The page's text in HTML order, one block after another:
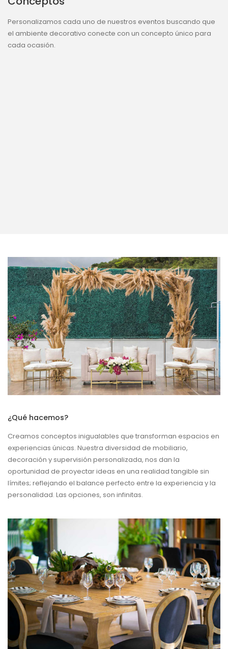
Personalizamos cada uno de nuestros eventos buscando que
el ambiente decorativo conecte con un concepto único para
cada ocasión.
¿Qué hacemos?
Creamos conceptos inigualables que transforman espacios en
experiencias únicas. Nuestra diversidad de mobiliario,
decoración y supervisión personalizada, nos dan la
oportunidad de proyectar ideas en una realidad tangible sin
límites; reflejando el balance perfecto entre la experiencia y la
personalidad. Las opciones, son infinitas.